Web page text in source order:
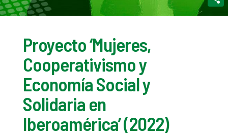
Proyecto ‘Mujeres,
Cooperativismo y
Economía Social y
Solidaria en
Iberoamérica’ (2022)